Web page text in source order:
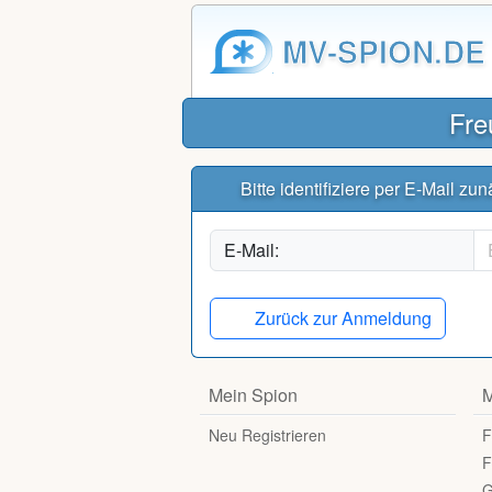
MV-SPION.DE
Bitte identifiziere per E-Mail
E-Mail:
Zurück zur Anmeldung
Mein Spion
Neu Registrieren